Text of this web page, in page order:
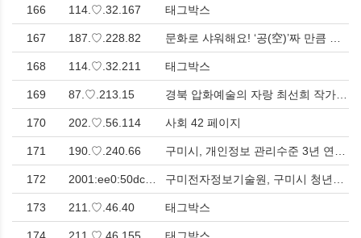
166 114.♡.32.167 태그박스
167 187.♡.228.82
168 114.♡.32.211 태그박스
169 87.♡.213.15
170 202.♡.56.114 사회 42 페이지
171 190.♡.240.66
172
173 211.♡.46.40 태그박스